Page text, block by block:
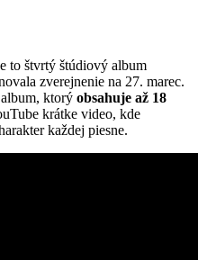
to štvrtý štúdiový album
zverejnenie na 27. marec.
ktorý obsahuje až 18
krátke video, kde
každej piesne.